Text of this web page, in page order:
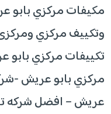
مكيفات مركزي بابو
وتكييف مركزي
تكييفات مركزي
مركزي بابو عريش -
عريش – افضل شركه